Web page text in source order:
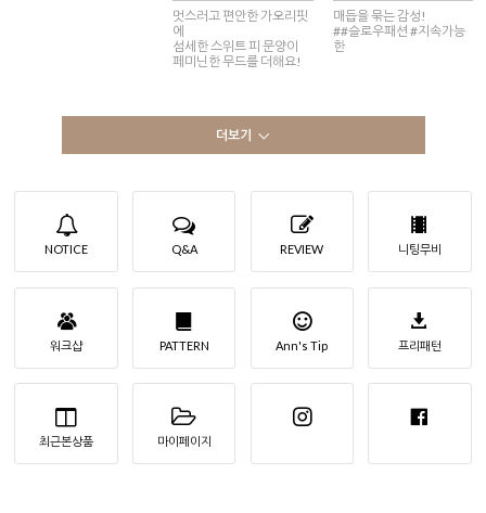
멋스러고 편안한 가오리핏
에
섬세한 스위트 피 문양이
페미닌한 무드를 더해요!
매듭을 묶는 감성!
##슬로우패션 #지속가능
한
더보기
NOTICE Q&A REVIEW 니팅무비
워크샵 PATTERN Ann's Tip 프리패턴
최근본상품 마이페이지